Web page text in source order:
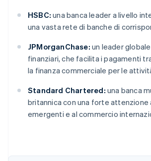
HSBC: una banca leader a livello
una vasta rete di banche di
JPMorganChase: un leader
finanziari, che facilita i pagamenti
la finanza commerciale per le
Standard Chartered: una banca
britannica con una forte attenzione
emergenti e al commercio